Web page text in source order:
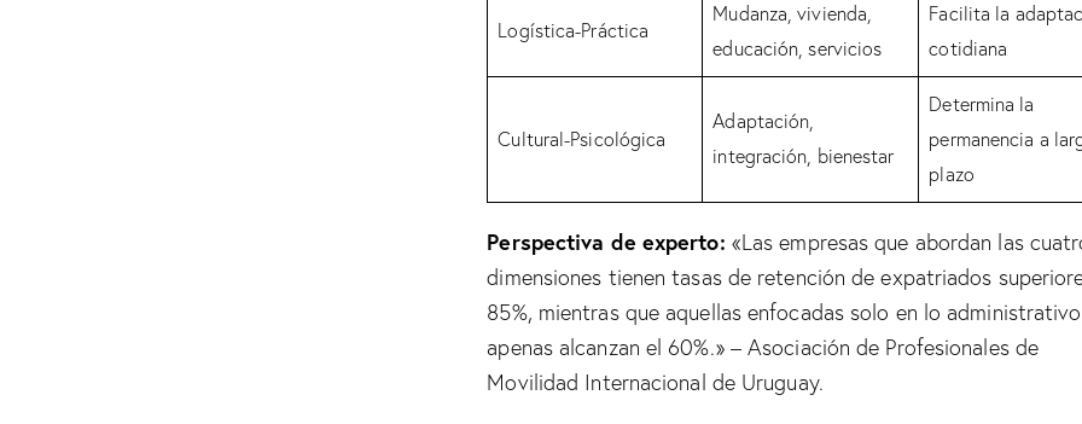
Logística-Práctica
Mudanza, vivienda,
educación, servicios
Facilita la
cotidiana
Cultural-Psicológica
Adaptación,
integración, bienestar
Determina la
permanencia a
plazo
Perspectiva de experto: «Las empresas que abordan las
dimensiones tienen tasas de retención de expatriados
85%, mientras que aquellas enfocadas solo en lo administrativo
apenas alcanzan el 60%.» – Asociación de Profesionales de
Movilidad Internacional de Uruguay.